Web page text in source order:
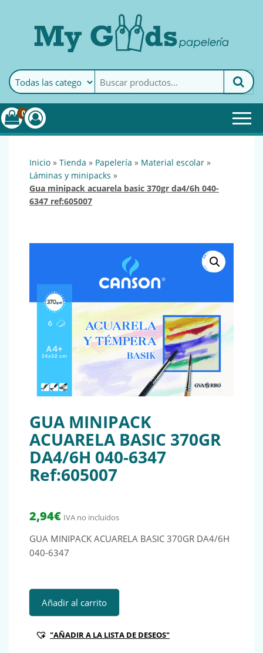
MyGoods · PapeleríaMy Goods es tu papelería
online de confianza. Podrás
encontrar todo lo necesario
0
inicio » tienda » papelería » material escolar »
láminas y minipacks »
gua minipack acuarela basic 370gr da4/6h 040-
6347 ref:605007
GUA MINIPACK
ACUARELA BASIC 370GR
DA4/6H 040-6347
Ref:605007
2,94€ IVA no incluidos
GUA MINIPACK ACUARELA BASIC 370GR DA4/6H
040-6347
GUA MINIPACK ACUARELA BASIC 370GR DA4/6H 040-
Añadir al carrito
"AÑADIR A LA LISTA DE DESEOS"